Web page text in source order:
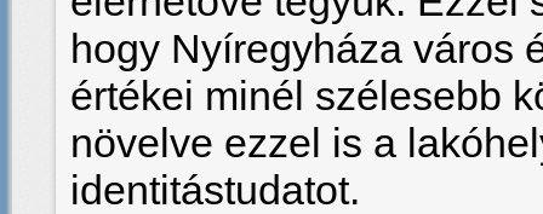
hogy Nyíregyháza város
értékei minél szélesebb
növelve ezzel is a
identitástudatot.